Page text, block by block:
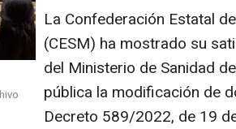
La Confederación Estatal
(CESM) ha mostrado su
del Ministerio de Sanidad
pública la modificación de
Decreto 589/2022, de 19